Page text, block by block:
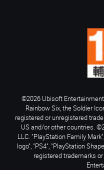
©2026 Ubisoft
Rainbow Six, the Soldier
registered or unregistered
US and/or other countries.
LLC. "PlayStation Family
logo", "PS4", "PlayStation
registered trademarks